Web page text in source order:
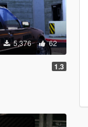
5,376 62
1.3